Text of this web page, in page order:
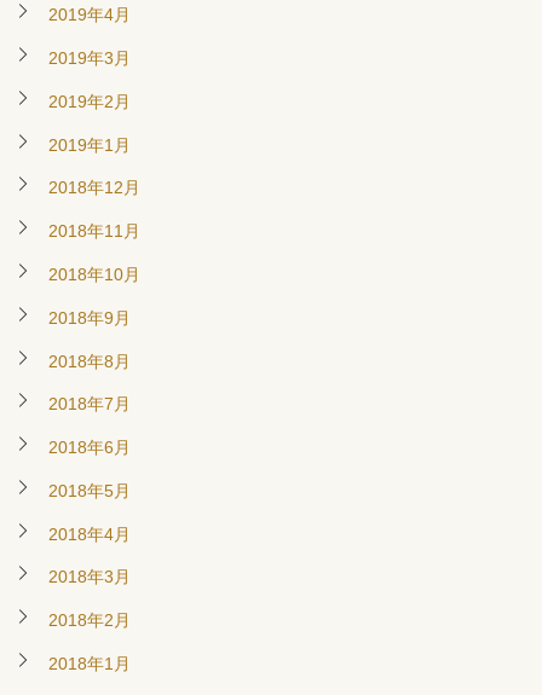
2019年4月
2019年3月
2019年2月
2019年1月
2018年12月
2018年11月
2018年10月
2018年9月
2018年8月
2018年7月
2018年6月
2018年5月
2018年4月
2018年3月
2018年2月
2018年1月